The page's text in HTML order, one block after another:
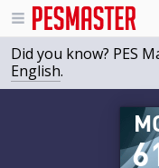
Did you know? PES
English.